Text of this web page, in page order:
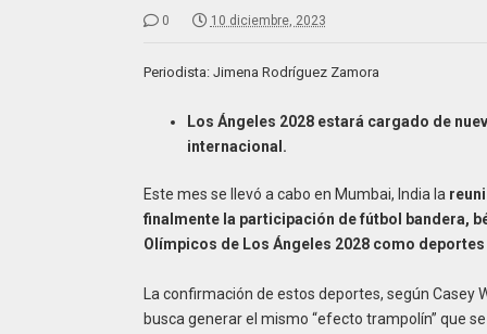
0 10 diciembre, 2023
Periodista: Jimena Rodríguez Zamora
Los Ángeles 2028 estará cargado de
internacional.
Este mes se llevó a cabo en Mumbai, India la
finalmente la participación de fútbol bandera,
Olímpicos de Los Ángeles 2028 como
La confirmación de estos deportes, según Casey
busca generar el mismo “efecto trampolín” que